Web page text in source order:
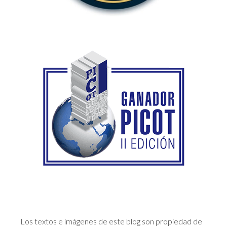
Los textos e imágenes de este blog son propiedad de